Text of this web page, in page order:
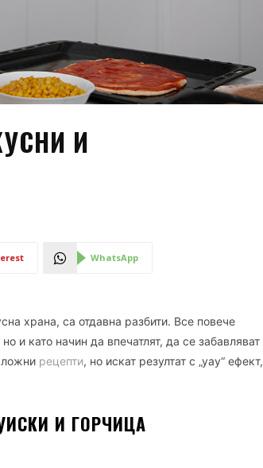
И
WhatsApp
храна, са отдавна разбити. Все повече
и като начин да впечатлят, да се забавляват
рецепти, но искат резултат с „уау“ ефект,
И ГОРЧИЦА